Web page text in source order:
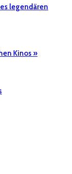
legendären
Kinos »